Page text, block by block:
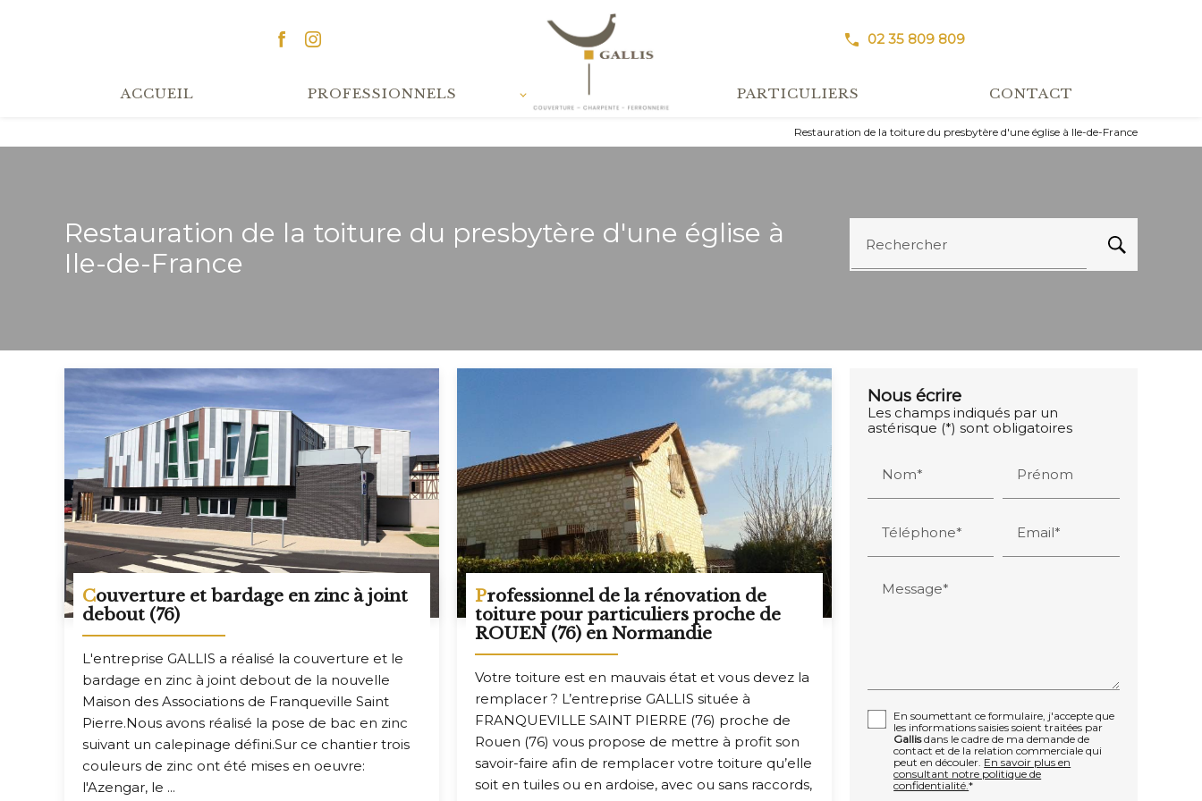
ACCUEIL PROFESSIONNELS
02 35 809 809
PARTICULIERS CONTACT
Restauration de la toiture du presbytère d'une église à Ile-de-France
Restauration de la toiture du presbytère d'une église à
Ile-de-France
Rechercher
Couverture et bardage en zinc à joint
debout (76)
L'entreprise GALLIS a réalisé la couverture et le
bardage en zinc à joint debout de la nouvelle
Maison des Associations de Franqueville Saint
Pierre.Nous avons réalisé la pose de bac en zinc
suivant un calepinage défini.Sur ce chantier trois
couleurs de zinc ont été mises en oeuvre:
l'Azengar, le ...
Professionnel de la rénovation de
toiture pour particuliers proche de
ROUEN (76) en Normandie
Votre toiture est en mauvais état et vous devez la
remplacer ? L’entreprise GALLIS située à
FRANQUEVILLE SAINT PIERRE (76) proche de
Rouen (76) vous propose de mettre à profit son
savoir-faire afin de remplacer votre toiture qu’elle
soit en tuiles ou en ardoise, avec ou sans raccords,
Nous écrire
Les champs indiqués par un
astérisque (*) sont obligatoires
Nom* Prénom
Téléphone* Email*
Message*
En soumettant ce formulaire, j'accepte que
les informations saisies soient traitées par
Gallisdans le cadre de ma demande de
contact et de la relation commerciale qui
peut en découler. En savoir plus en
consultant notre politique de
confidentialité.*